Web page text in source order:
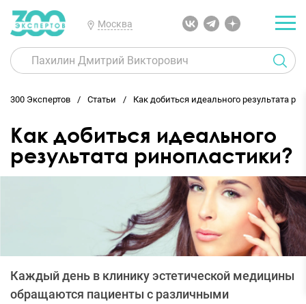
Москва
300 Экспертов Статьи Как добиться идеального результата
Как добиться идеального
результата ринопластики?
Каждый день в клинику эстетической медицины
обращаются пациенты с различными